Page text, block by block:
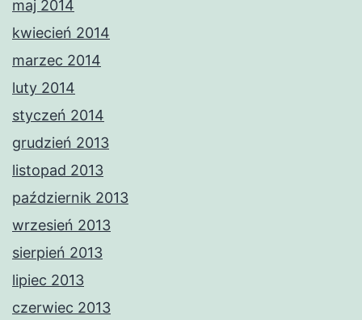
maj 2014
kwiecień 2014
marzec 2014
luty 2014
styczeń 2014
grudzień 2013
listopad 2013
październik 2013
wrzesień 2013
sierpień 2013
lipiec 2013
czerwiec 2013